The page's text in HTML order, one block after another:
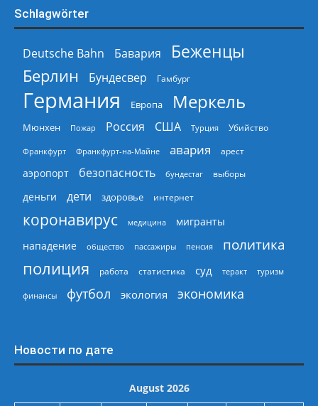
Schlagwörter
Deutsche Bahn Бавария
Беженцы
Берлин
Бундесвер Гамбург
Германия Европа Меркель
Мюнхен Пожар Россия США Турция Убийство
Франкфурт Франкфурт-на-Майне авария арест
аэропорт безопасность бундестаг выборы
деньги дети здоровье интернет
коронавирус медицина
мигранты
нападение
общество пассажиры пенсия политика
полиция работа статистика суд теракт туризм
финансы футбол экология экономика
Новости по дате
August 2026